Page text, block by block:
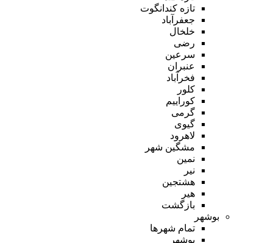
تازه کندانگوت
جعفرآباد
خلخال
رضی
سرعین
عنبران
فخرآباد
کلور
کوراییم
گرمی
گیوی
لاهرود
مشگین شهر
نمین
نیر
هشتجین
هیر
بازگشت
بوشهر
تمام شهر‌ها
بوشهر